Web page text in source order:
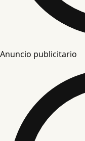
Anuncio publicitario